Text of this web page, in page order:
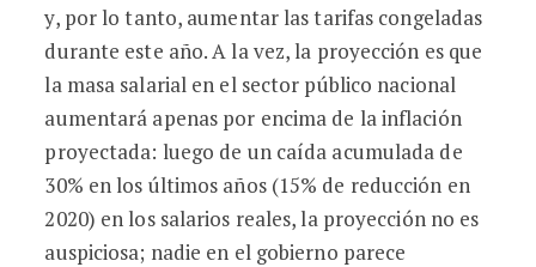
y, por lo tanto, aumentar las tarifas congeladas
durante este año. A la vez, la proyección es que
la masa salarial en el sector público nacional
aumentará apenas por encima de la inflación
proyectada: luego de un caída acumulada de
30% en los últimos años (15% de reducción en
2020) en los salarios reales, la proyección no es
auspiciosa; nadie en el gobierno parece